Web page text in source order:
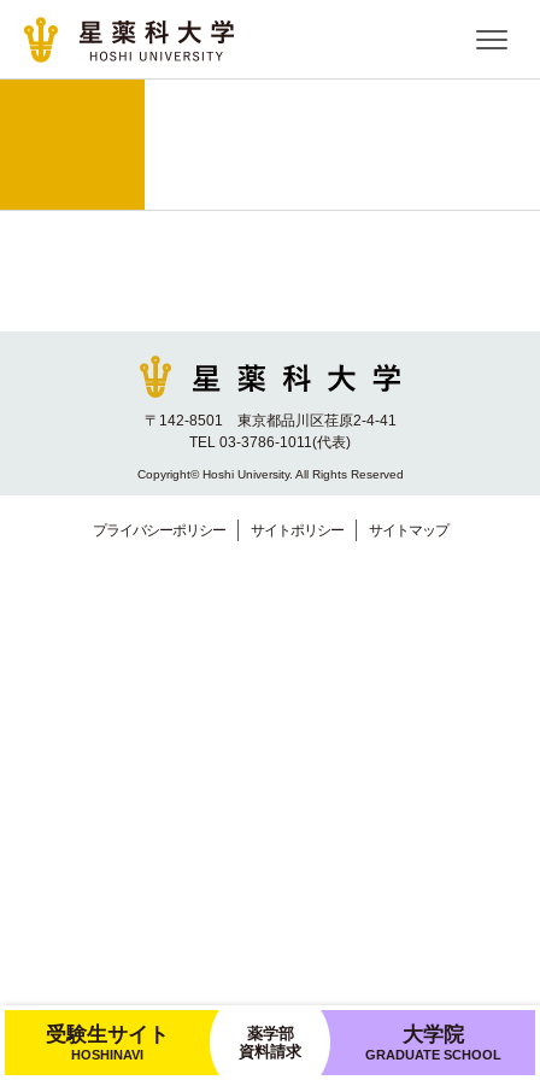
〒142-8501 東京都品川区荏原2-4-41
TEL 03-3786-1011(代表)
Copyright© Hoshi University. All Rights Reserved
プライバシーポリシー サイトポリシー サイトマップ
受験生サイト
HOSHINAVI
薬学部
資料請求
大学院
GRADUATE SCHOOL